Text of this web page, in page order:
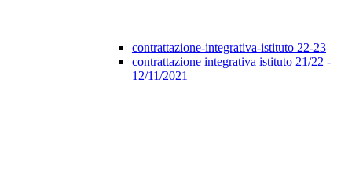
contrattazione-integrativa-istituto 22-23
contrattazione integrativa istituto 21/22 -
12/11/2021